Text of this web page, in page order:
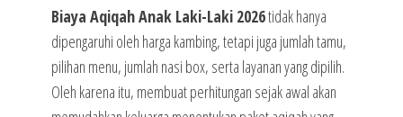
Biaya Aqiqah Anak Laki-Laki 2026tidak hanya
dipengaruhi oleh harga kambing, tetapi juga jumlah tamu,
pilihan menu, jumlah nasi box, serta layanan yang dipilih.
Oleh karena itu, membuat perhitungan sejak awal akan